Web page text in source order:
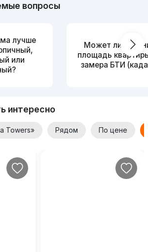
вопросы
лучше
или
Может ли
площадь
замера БТИ
интересно
Towers» Рядом По цене